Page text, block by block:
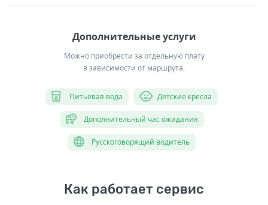
Дополнительные услуги
Можно приобрести за отдельную плату
в зависимости от маршрута.
Питьевая вода Детские кресла
Дополнительный час ожидания
Русскоговорящий водитель
Как работает сервис